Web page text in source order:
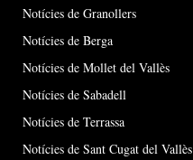
Notícies de Granollers
Notícies de Berga
Notícies de Mollet del Vallès
Notícies de Sabadell
Notícies de Terrassa
Notícies de Sant Cugat del Vallès